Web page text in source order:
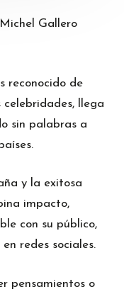
Gallero
reconocido de
llega
sin palabras a
y la exitosa
impacto,
con su público,
redes sociales.
pensamientos o